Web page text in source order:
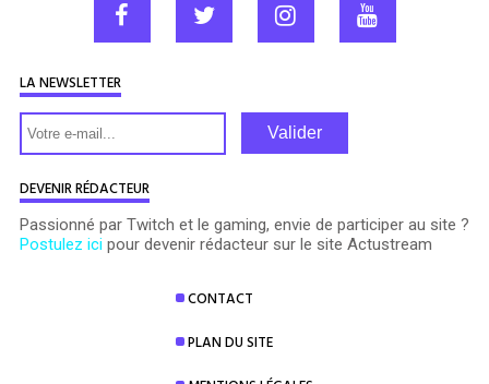
CONTACT
PLAN DU SITE
LA NEWSLETTER
Valider
DEVENIR RÉDACTEUR
Passionné par Twitch et le gaming, envie de participer au site ?
Postulez ici pour devenir rédacteur sur le site Actustream